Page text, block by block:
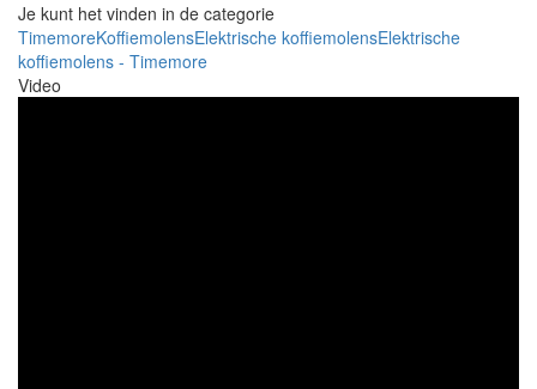
Je kunt het vinden in de categorie
TimemoreKoffiemolensElektrische koffiemolensElektrische
koffiemolens - Timemore
Video